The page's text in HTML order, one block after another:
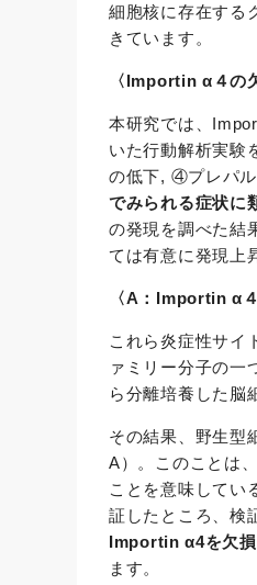
細胞核に存在する
きています。
〈Importin α４の
本研究では、
いた行動解析実験
の低下, ④プレパル
でみられる症状に
の発現を調べた結
ては有意に発現上
〈A：Importin α
これら炎症性サイ
ァミリー分子の一
ら分離培養した脳
その結果、野生型
A）。このことは
ことを意味してい
証したところ、検
Importin α4を欠損
ます。